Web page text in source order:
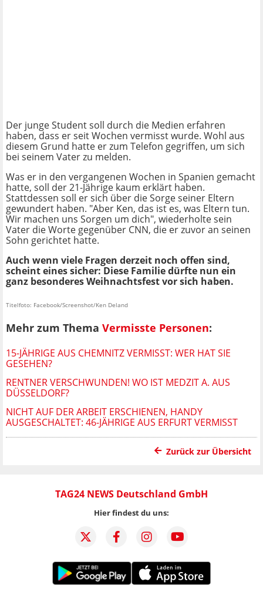
Der junge Student soll durch die Medien erfahren
haben, dass er seit Wochen vermisst wurde. Wohl aus
diesem Grund hatte er zum Telefon gegriffen, um sich
bei seinem Vater zu melden.
Was er in den vergangenen Wochen in Spanien gemacht
hatte, soll der 21-Jährige kaum erklärt haben.
Stattdessen soll er sich über die Sorge seiner Eltern
gewundert haben. "Aber Ken, das ist es, was Eltern tun.
Wir machen uns Sorgen um dich", wiederholte sein
Vater die Worte gegenüber CNN, die er zuvor an seinen
Sohn gerichtet hatte.
Auch wenn viele Fragen derzeit noch offen sind,
scheint eines sicher: Diese Familie dürfte nun ein
ganz besonderes Weihnachtsfest vor sich haben.
Titelfoto: Facebook/Screenshot/Ken Deland
Mehr zum Thema Vermisste Personen:
15-JÄHRIGE AUS CHEMNITZ VERMISST: WER HAT SIE
GESEHEN?
RENTNER VERSCHWUNDEN! WO IST MEDZIT A. AUS
DÜSSELDORF?
NICHT AUF DER ARBEIT ERSCHIENEN, HANDY
AUSGESCHALTET: 46-JÄHRIGE AUS ERFURT VERMISST
Zurück zur Übersicht
TAG24 NEWS Deutschland GmbH
Hier findest du uns: